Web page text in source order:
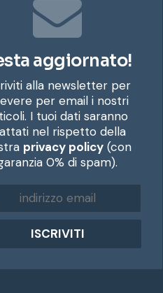
aggiornato!
alla newsletter per
per email i nostri
I tuoi dati saranno
nel rispetto della
privacy policy(con
0% di spam).